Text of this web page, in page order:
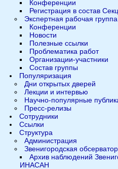
Конференции
Регистрация в состав
Экспертная рабочая
Конференции
Новости
Полезные ссылки
Проблематика работ
Организации-участники
Состав группы
Популяризация
Дни открытых дверей
Лекции и интервью
Научно-популярные
Пресс-релизы
Сотрудники
Ссылки
Структура
Администрация
Звенигородская
Архив наблюдений
ИНАСАН